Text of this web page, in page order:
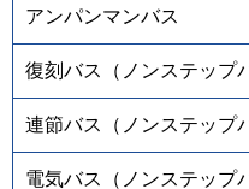
アンパンマンバス
復刻バス（ノンステップ
連節バス（ノンステップ
電気バス（ノンステップ